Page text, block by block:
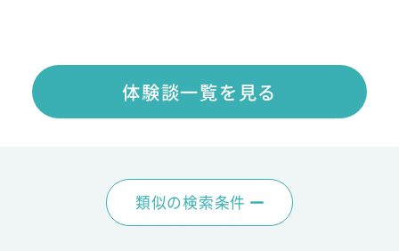
体験談一覧を見る
類似の検索条件